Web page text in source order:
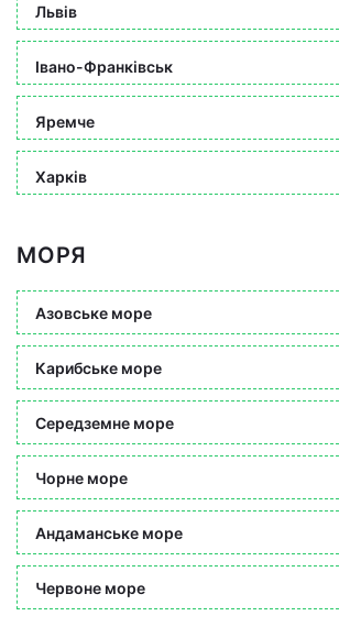
Львів
Івано-Франківськ
Яремче
Харків
МОРЯ
Азовське море
Карибське море
Середземне море
Чорне море
Андаманське море
Червоне море